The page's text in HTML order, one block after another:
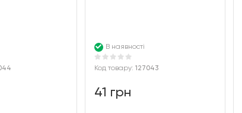
В наявності
Код товару: 127043
41 грн